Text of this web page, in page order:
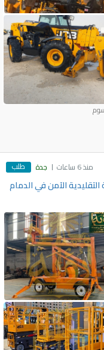
منذ 6 ساعات جدة طلب
السقالة التقليدية الآمن في الدمام